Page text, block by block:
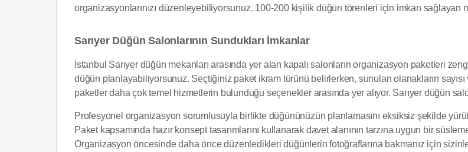
organizasyonlarınızı düzenleyebiliyorsunuz. 100-200 kişilik düğün törenleri için imkan sağlayan
Sarıyer Düğün Salonlarının Sundukları İmkanlar
İstanbul Sarıyer düğün mekanları arasında yer alan kapalı salonların organizasyon paketleri
düğün planlayabiliyorsunuz. Seçtiğiniz paket ikram türünü belirlerken, sunulan olanakların
paketler daha çok temel hizmetlerin bulunduğu seçenekler arasında yer alıyor. Sarıyer düğün
Profesyonel organizasyon sorumlusuyla birlikte düğününüzün planlamasını eksiksiz şekilde
Paket kapsamında hazır konsept tasarımlarını kullanarak davet alanının tarzına uygun bir
Organizasyon öncesinde daha önce düzenledikleri düğünlerin fotoğraflarına bakmanız için